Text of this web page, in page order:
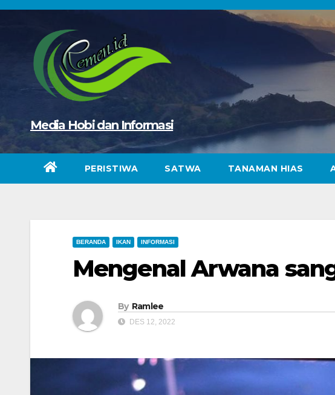
Skip
Media Hobi dan Informasi
PERISTIWA SATWA TANAMAN HIAS
BERANDA IKAN INFORMASI
Mengenal Arwana
By Ramlee
DES 12, 2022